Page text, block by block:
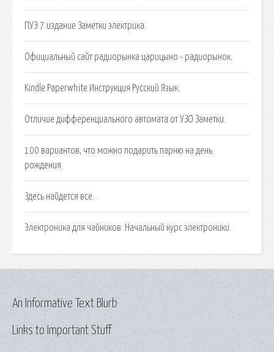
ПУЭ 7 издание Заметки электрика.
Официальный сайт радиорынка царицыно - радиорынок.
Kindle Paperwhite Инструкция Русский Язык.
Отличие дифференциального автомата от УЗО Заметки.
100 вариантов, что можно подарить парню на день
рождения.
Здесь найдется все.
Электроника для чайников. Начальный курс электроники.
Links to Important Stuff
An Informative Text Blurb